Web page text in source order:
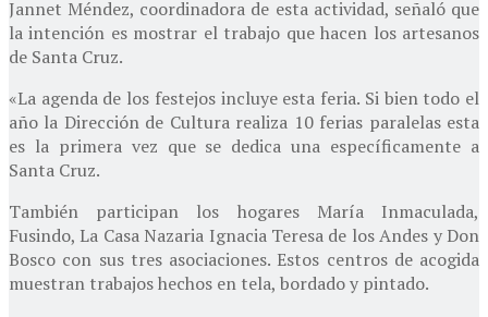
Jannet Méndez, coordinadora de esta actividad, señaló que
la intención es mostrar el trabajo que hacen los artesanos
de Santa Cruz.
«La agenda de los festejos incluye esta feria. Si bien todo el
año la Dirección de Cultura realiza 10 ferias paralelas esta
es la primera vez que se dedica una específicamente a
Santa Cruz.
También participan los hogares María Inmaculada,
Fusindo, La Casa Nazaria Ignacia Teresa de los Andes y Don
Bosco con sus tres asociaciones. Estos centros de acogida
muestran trabajos hechos en tela, bordado y pintado.